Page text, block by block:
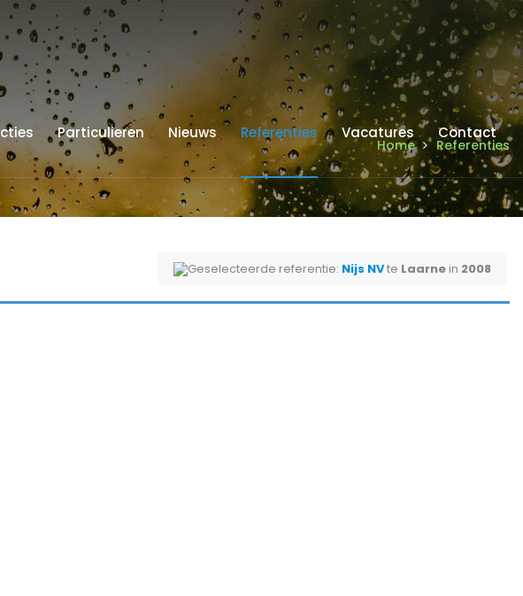
Particulieren Nieuws Referenties Vacatures Contact
Home Referenties
Geselecteerde referentie: Nijs NVte Laarne in 2008